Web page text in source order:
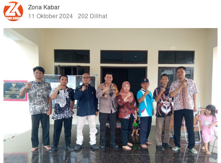
Zona Kabar
11 Oktober 2024 202 Dilihat